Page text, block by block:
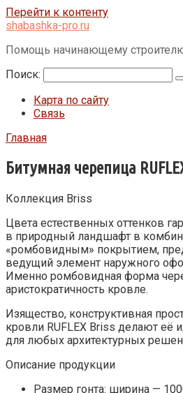
Перейти к контенту
shabashka-pro.ru
Помощь начинающему
Поиск:
Карта по сайту
Связь
Главная
Битумная черепица
Коллекция Briss
Цвета естественных оттенков
в природный ландшафт в
«ромбовидным» покрытием,
ведущий элемент наружного
Именно ромбовидная форма
аристократичность кровле.
Изящество, конструктивная
кровли RUFLEX Briss делают
для любых архитектурных
Описание продукции
Размер гонта: ширина —